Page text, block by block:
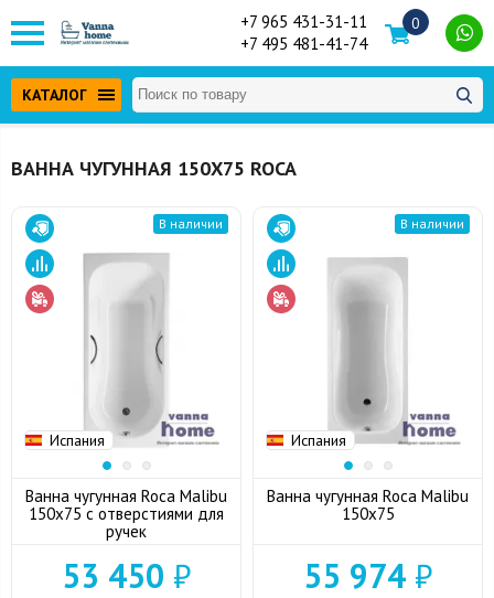
+7 965 431-31-11
+7 495 481-41-74
0
КАТАЛОГ
ВАННА ЧУГУННАЯ 150Х75 ROCA
Испания
В наличии
Ванна чугунная Roca Malibu
150x75 с отверстиями для
ручек
53 450 ₽
Испания
В наличии
Ванна чугунная Roca Malibu
150х75
55 974 ₽